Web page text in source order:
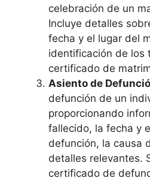
celebración de un
Incluye detalles
fecha y el lugar del
identificación de los
certificado de
Asiento de
defunción de un
proporcionando
fallecido, la fecha y
defunción, la causa
detalles relevantes.
certificado de